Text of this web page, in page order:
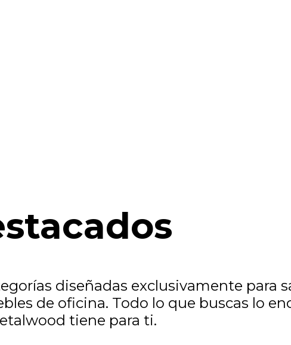
diseñadas exclusivamente para
de oficina. Todo lo que buscas lo
tiene para ti.